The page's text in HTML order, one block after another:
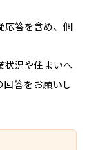
応答を含め、個
状況や住まいへ
答をお願いし